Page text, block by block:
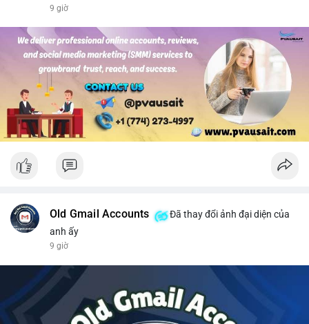
chốt 50% vị thế tại TP1 và dời stop loss về điểm hòa vốn.
#solusdt #longsol #vung76 #breakoutsol #lenhmuasol
9 giờ
Old Gmail Accounts
Đã thay đổi ảnh đại diện của
anh ấy
9 giờ